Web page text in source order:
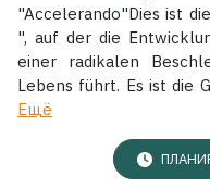
"Accelerando"Dies ist
", auf der die
einer radikalen
Lebens führt. Es ist die
Ещё